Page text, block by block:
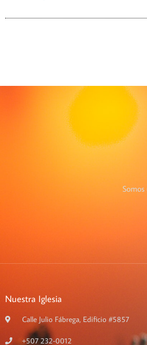
Nuestra Iglesia
Calle Julio Fábrega, Edificio #5857
+507 232-0012